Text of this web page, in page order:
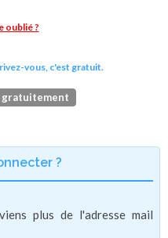
oublié ?
vous, c'est gratuit.
gratuitement
?
plus de l'adresse mail